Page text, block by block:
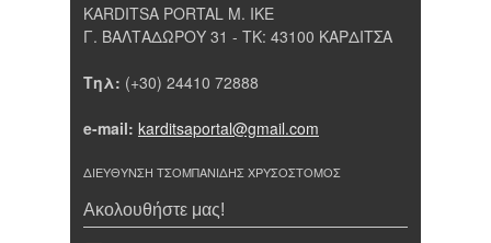
KARDITSA PORTAL Μ. ΙΚΕ
Γ. ΒΑΛΤΑΔΩΡΟΥ 31 - ΤΚ: 43100 ΚΑΡΔΙΤΣΑ
Τηλ: (+30) 24410 72888
e-mail: karditsaportal@gmail.com
ΔΙΕΥΘΥΝΣΗ ΤΣΟΜΠΑΝΙΔΗΣ ΧΡΥΣΟΣΤΟΜΟΣ
Ακολουθήστε μας!